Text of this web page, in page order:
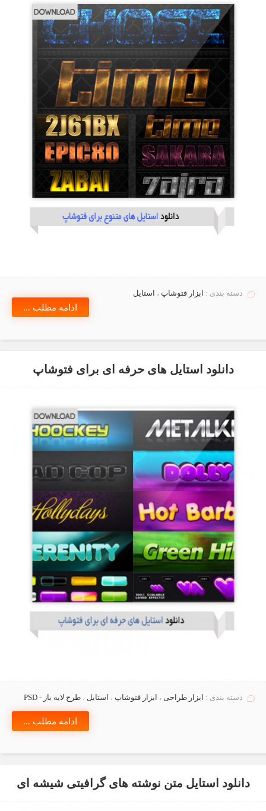
دسته بندی : ابزار فتوشاپ ، استايل
ادامه مطلب ...
دانلود استایل های حرفه ای برای فتوشاپ
دسته بندی : ابزار طراحی ، ابزار فتوشاپ ، استايل ،طرح لایه باز - PSD
ادامه مطلب ...
دانلود استایل متن نوشته های گرافیتی شیشه ای